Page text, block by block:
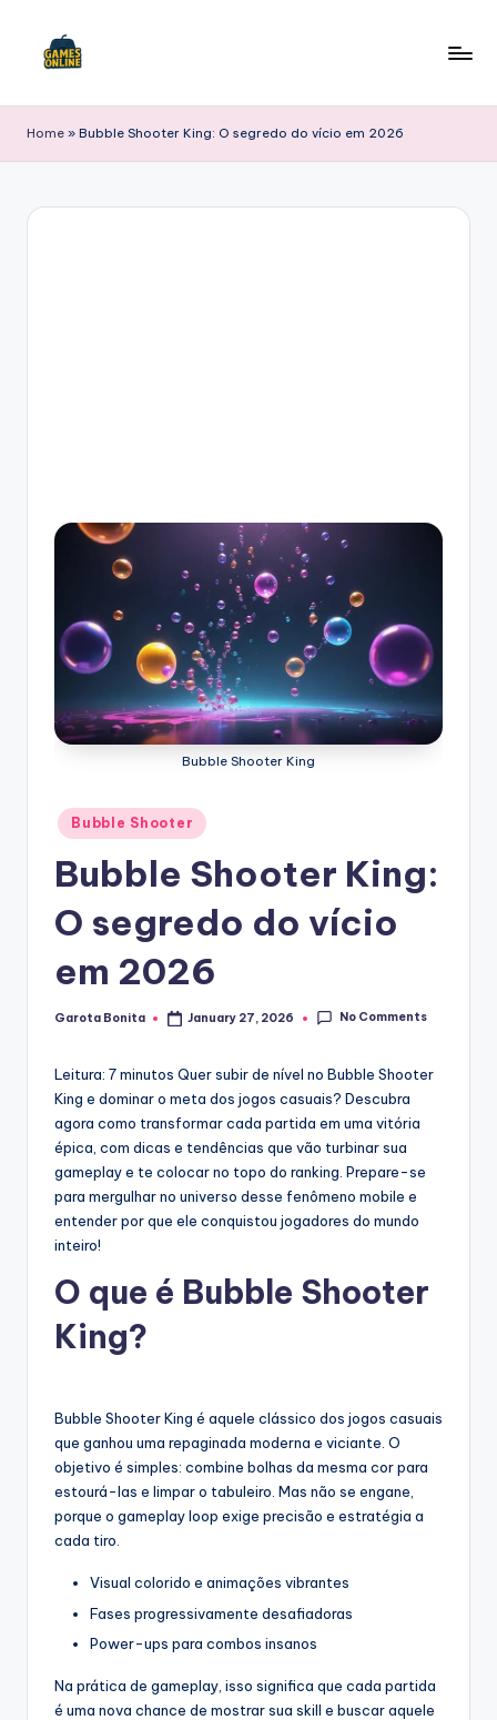
B
Home » Bubble Shooter King: O segredo do vício em 2026
Bubble Shooter King
Posted
in
Bubble Shooter
Bubble Shooter King:
O segredo do vício
em 2026
Posted
Garota Bonita January 27, 2026 No Comments
Leitura: 7 minutos Quer subir de nível no Bubble Shooter
King e dominar o meta dos jogos casuais? Descubra
agora como transformar cada partida em uma vitória
épica, com dicas e tendências que vão turbinar sua
gameplay e te colocar no topo do ranking. Prepare-se
para mergulhar no universo desse fenômeno mobile e
entender por que ele conquistou jogadores do mundo
inteiro!
O que é Bubble Shooter
King?
Bubble Shooter King é aquele clássico dos jogos casuais
que ganhou uma repaginada moderna e viciante. O
objetivo é simples: combine bolhas da mesma cor para
estourá-las e limpar o tabuleiro. Mas não se engane,
porque o gameplay loop exige precisão e estratégia a
cada tiro.
Visual colorido e animações vibrantes
Fases progressivamente desafiadoras
Power-ups para combos insanos
Na prática de gameplay, isso significa que cada partida
é uma nova chance de mostrar sua skill e buscar aquele